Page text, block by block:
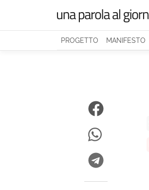
PROGETTO MANIFESTO